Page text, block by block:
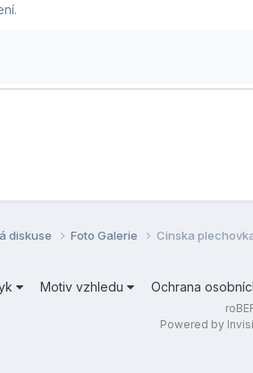
diskuse Foto Galerie Cinska
Motiv vzhledu Ochrana
Powered by